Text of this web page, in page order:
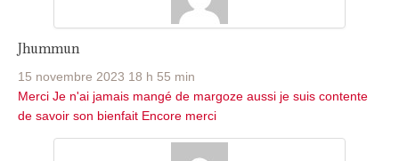
Jhummun
15 novembre 2023 18 h 55 min
Merci Je n'ai jamais mangé de margoze aussi je suis contente
de savoir son bienfait Encore merci